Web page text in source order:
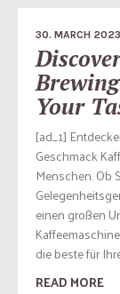
30. MARCH 2023
Your
[ad_1]
Geschmack
Menschen. Ob
einen großen
die beste für
READ MORE